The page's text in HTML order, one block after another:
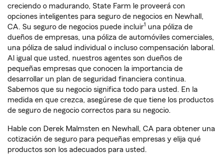
creciendo o madurando, State Farm le proveerá con
opciones inteligentes para seguro de negocios en Newhall,
CA. Su seguro de negocios puede incluir1 una póliza de
dueños de empresas, una póliza de automóviles comerciales,
una póliza de salud individual o incluso compensación laboral.
Al igual que usted, nuestros agentes son dueños de
pequeñas empresas que conocen la importancia de
desarrollar un plan de seguridad financiera continua.
Sabemos que su negocio significa todo para usted. En la
medida en que crezca, asegúrese de que tiene los productos
de seguro de negocio correctos para su negocio.
Hable con Derek Malmsten en Newhall, CA para obtener una
cotización de seguro para pequeñas empresas y elija qué
productos son los adecuados para usted.